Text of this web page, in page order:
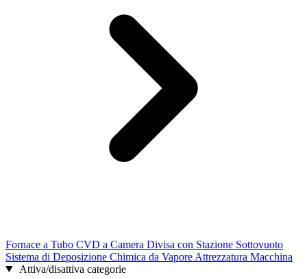
Fornace a Tubo CVD a Camera Divisa con Stazione Sottovuoto
Sistema di Deposizione Chimica da Vapore Attrezzatura Macchina
Attiva/disattiva categorie